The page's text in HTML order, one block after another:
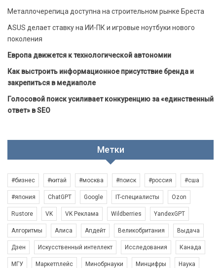
Металлочерепица доступна на строительном рынке Бреста
ASUS делает ставку на ИИ-ПК и игровые ноутбуки нового
поколения
Европа движется к технологической автономии
Как выстроить информационное присутствие бренда и
закрепиться в медиаполе
Голосовой поиск усиливает конкуренцию за «единственный
ответ» в SEO
Метки
#бизнес #китай #москва #поиск #россия #сша
#япония ChatGPT Google IT-специалисты Ozon
Rustore VK VK Реклама Wildberries YandexGPT
Алгоритмы Алиса Апдейт Великобритания Выдача
Дзен Искусственный интеллект Исследования Канада
МГУ Маркетплейс Минобрнауки Минцифры Наука